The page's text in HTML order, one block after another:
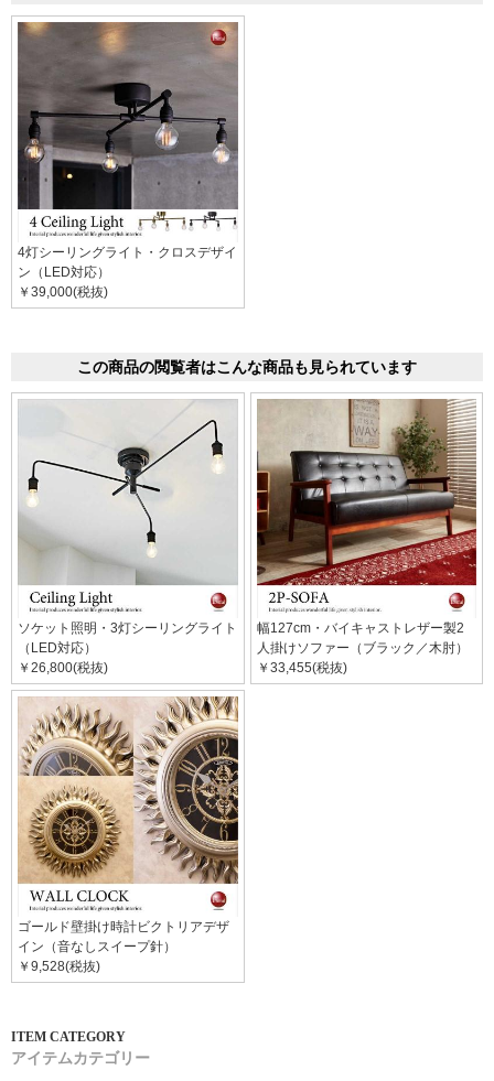
4灯シーリングライト・クロスデザイ
ン（LED対応）
￥39,000(税抜)
この商品の閲覧者はこんな商品も見られています
ソケット照明・3灯シーリングライト
（LED対応）
￥26,800(税抜)
幅127cm・バイキャストレザー製2
人掛けソファー（ブラック／木肘）
￥33,455(税抜)
ゴールド壁掛け時計ビクトリアデザ
イン（音なしスイープ針）
￥9,528(税抜)
アイテムカテゴリー